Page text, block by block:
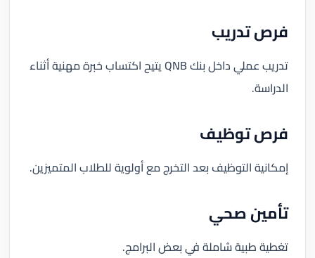
فرص تدريب
تدريب عملي داخل بنك QNB يتيح اكتساب خبرة مهنية أثناء
الدراسة.
فرص توظيف
إمكانية التوظيف بعد التخرج مع أولوية للطلاب المتميزين.
تأمين صحي
تغطية طبية شاملة في بعض البرامج.